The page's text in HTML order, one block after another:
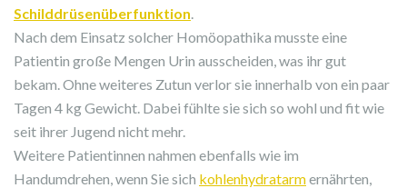
Schilddrüsenüberfunktion.
Nach dem Einsatz solcher Homöopathika musste eine
Patientin große Mengen Urin ausscheiden, was ihr gut
bekam. Ohne weiteres Zutun verlor sie innerhalb von ein paar
Tagen 4 kg Gewicht. Dabei fühlte sie sich so wohl und fit wie
seit ihrer Jugend nicht mehr.
Weitere Patientinnen nahmen ebenfalls wie im
Handumdrehen, wenn Sie sich kohlenhydratarmernährten,